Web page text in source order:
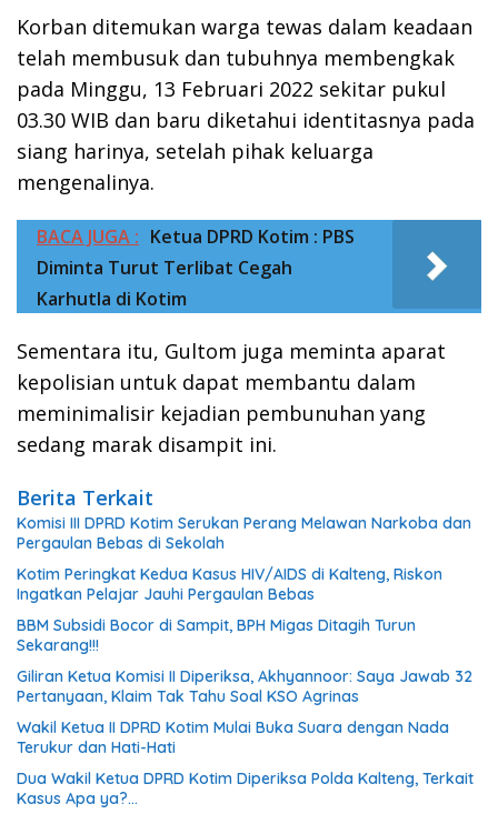
Korban ditemukan warga tewas dalam keadaan
telah membusuk dan tubuhnya membengkak
pada Minggu, 13 Februari 2022 sekitar pukul
03.30 WIB dan baru diketahui identitasnya pada
siang harinya, setelah pihak keluarga
mengenalinya.
BACA JUGA : Ketua DPRD Kotim : PBS
Diminta Turut Terlibat Cegah
Karhutla di Kotim
Sementara itu, Gultom juga meminta aparat
kepolisian untuk dapat membantu dalam
meminimalisir kejadian pembunuhan yang
sedang marak disampit ini.
Berita Terkait
Komisi III DPRD Kotim Serukan Perang Melawan Narkoba dan
Pergaulan Bebas di Sekolah
Kotim Peringkat Kedua Kasus HIV/AIDS di Kalteng, Riskon
Ingatkan Pelajar Jauhi Pergaulan Bebas
BBM Subsidi Bocor di Sampit, BPH Migas Ditagih Turun
Sekarang!!!
Giliran Ketua Komisi II Diperiksa, Akhyannoor: Saya Jawab 32
Pertanyaan, Klaim Tak Tahu Soal KSO Agrinas
Wakil Ketua II DPRD Kotim Mulai Buka Suara dengan Nada
Terukur dan Hati-Hati
Dua Wakil Ketua DPRD Kotim Diperiksa Polda Kalteng, Terkait
Kasus Apa ya?…